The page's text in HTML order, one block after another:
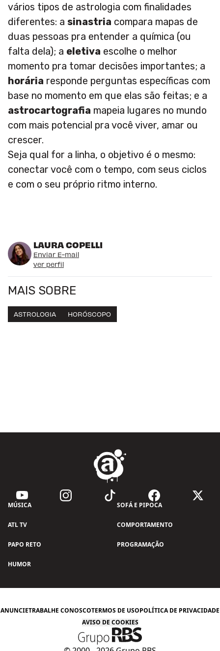
vários tipos de astrologia com finalidades
diferentes: a sinastria compara mapas de
duas pessoas pra entender a química (ou
falta dela); a eletiva escolhe o melhor
momento pra tomar decisões importantes; a
horária responde perguntas específicas com
base no momento em que elas são feitas; e a
astrocartografia mapeia lugares no mundo
com mais potencial pra você viver, amar ou
crescer.
Seja qual for a linha, o objetivo é o mesmo:
conectar você com o tempo, com seus ciclos
e com o seu próprio ritmo interno.
LAURA COPELLI
Enviar E-mail
ver perfil
MAIS SOBRE
ASTROLOGIA HORÓSCOPO
MÚSICA SOFÁ E PIPOCA
ATL TV COMPORTAMENTO
PAPO RETO PROGRAMAÇÃO
HUMOR
ANUNCIETRABALHE CONOSCOTERMOS DE USOPOLÍTICA DE PRIVACIDADE
AVISO DE COOKIES